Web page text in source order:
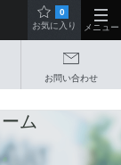
お問い合わせ
0
お気に入り
メニュー
ム